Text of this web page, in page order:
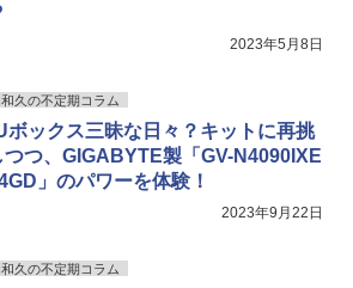
2023年5月8日
久の不定期コラム
ボックス三昧な日々？キットに再挑
つつ、GIGABYTE製「GV-N4090IXE
」のパワーを体験！
2023年9月22日
久の不定期コラム